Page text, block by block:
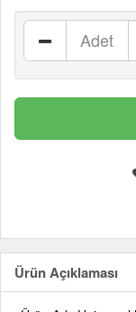
Adet
Ürün Açıklaması